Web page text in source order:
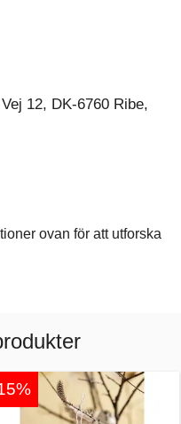
12, DK-6760 Ribe,
ovan för att utforska